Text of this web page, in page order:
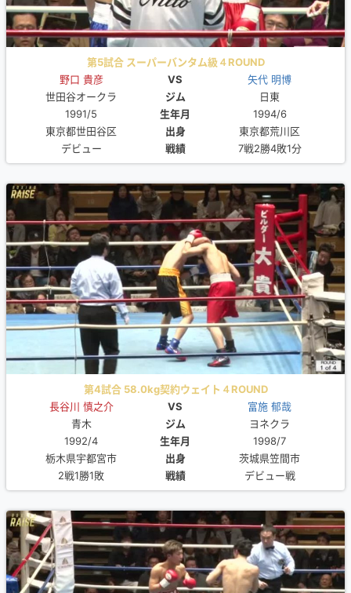
第5試合 スーパーバンタム級４ROUND
野口 貴彦
VS
矢代 明博
世田谷オークラ
ジム
日東
1991/5
生年月
1994/6
東京都世田谷区
出身
東京都荒川区
デビュー
戦績 7戦2勝4敗1分
第4試合 58.0kg契約ウェイト４ROUND
長谷川 慎之介
VS
富施 郁哉
青木
ジム
ヨネクラ
1992/4
生年月
1998/7
栃木県宇都宮市
出身
茨城県笠間市
2戦1勝1敗
戦績 デビュー戦